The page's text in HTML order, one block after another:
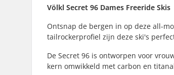
Völkl Secret 96 Dames Freeride Skis
Ontsnap de bergen in op deze all-
tailrockerprofiel zijn deze ski's
De Secret 96 is ontworpen voor
kern omwikkeld met carbon en